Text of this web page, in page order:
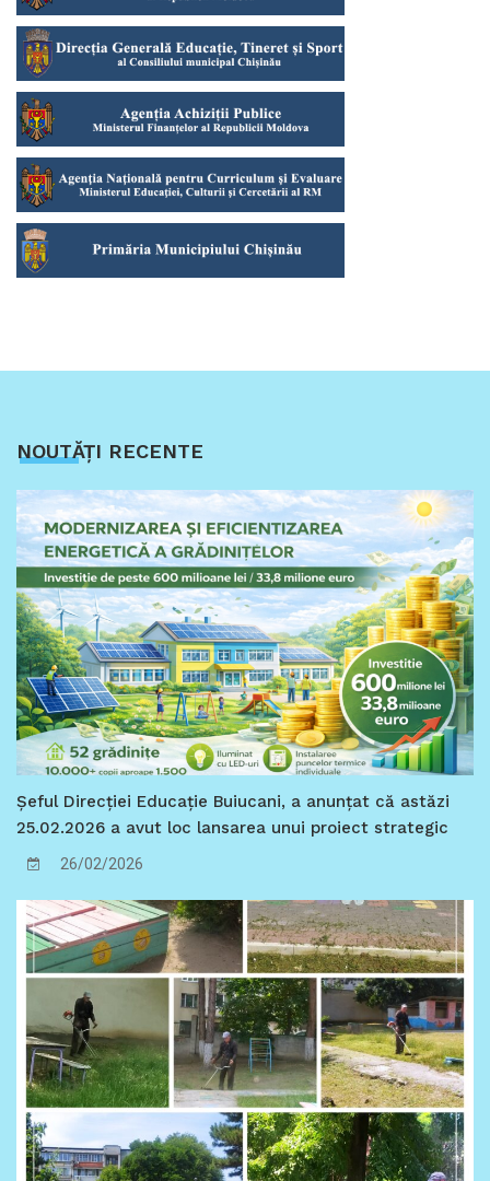
NOUTĂȚI RECENTE
Șeful Direcției Educație Buiucani, a anunțat că astăzi
25.02.2026 a avut loc lansarea unui proiect strategic
de importanță municipală, care marchează o
energetice a instituțiilor de educație timpurie din
Chișinău.
26/02/2026